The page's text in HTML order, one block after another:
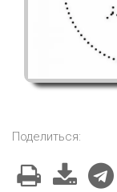
Поделиться: